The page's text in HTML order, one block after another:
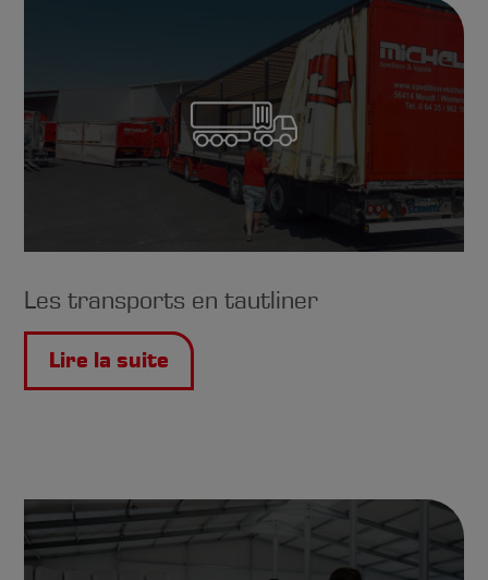
Les transports en tautliner
Lire la suite